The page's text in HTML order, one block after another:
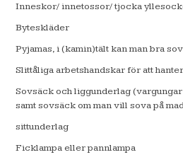
Inneskor/ innetossor/ tjocka
Byteskläder
Pyjamas, i (kamin)tält kan man bra
Slittåliga arbetshandskar för att
Sovsäck och liggunderlag
samt sovsäck om man vill sova på
sittunderlag
Ficklampa eller pannlampa